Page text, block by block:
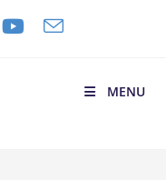
MENU